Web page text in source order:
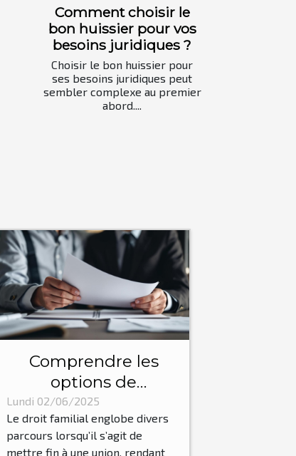
Comment choisir le
bon huissier pour vos
besoins juridiques ?
Choisir le bon huissier pour
ses besoins juridiques peut
sembler complexe au premier
abord....
Comprendre les
options de
séparation et de
divorce en droit
familial
Lundi 02/06/2025
Le droit familial englobe divers
parcours lorsqu’il s’agit de
mettre fin à une union, rendant